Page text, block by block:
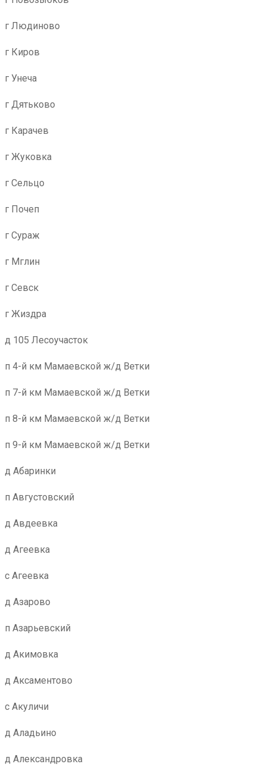
г Людиново
г Киров
г Унеча
г Дятьково
г Карачев
г Жуковка
г Сельцо
г Почеп
г Сураж
г Мглин
г Севск
г Жиздра
д 105 Лесоучасток
п 4-й км Мамаевской ж/д Ветки
п 7-й км Мамаевской ж/д Ветки
п 8-й км Мамаевской ж/д Ветки
п 9-й км Мамаевской ж/д Ветки
д Абаринки
п Августовский
д Авдеевка
д Агеевка
с Агеевка
д Азарово
п Азарьевский
д Акимовка
д Аксаментово
с Акуличи
д Аладьино
д Александровка